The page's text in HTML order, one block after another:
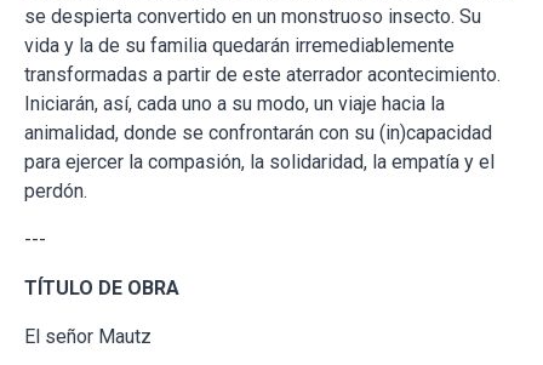
se despierta convertido en un monstruoso insecto. Su
vida y la de su familia quedarán irremediablemente
transformadas a partir de este aterrador acontecimiento.
Iniciarán, así, cada uno a su modo, un viaje hacia la
animalidad, donde se confrontarán con su (in)capacidad
para ejercer la compasión, la solidaridad, la empatía y el
perdón.
---
TÍTULO DE OBRA
El señor Mautz